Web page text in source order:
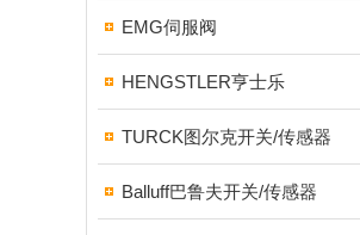
EMG伺服阀
HENGSTLER亨士乐
TURCK图尔克开关/传感器
Balluff巴鲁夫开关/传感器